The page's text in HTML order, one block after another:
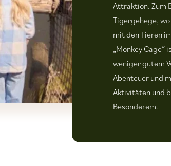
Attraktion. Zum
Tigergehege,
mit den Tieren
„Monkey
weniger gutem
Abenteuer und
Aktivitäten und
Besonderem.